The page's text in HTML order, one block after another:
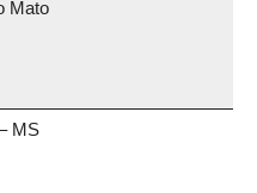
Mato
MS